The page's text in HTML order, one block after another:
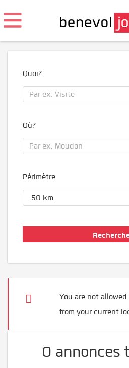
Quoi?
Où?
Périmètre
You are not
from your current
0 annonces